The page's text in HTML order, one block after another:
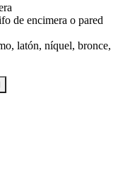
de encimera o pared
latón, níquel, bronce,